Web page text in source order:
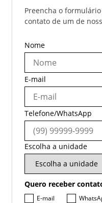
Preencha o
contato de um de
Nome
E-mail
Telefone/WhatsApp
Escolha a unidade
Quero receber
E-mail